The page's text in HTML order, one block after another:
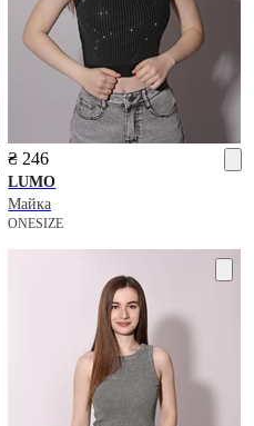
₴ 246
LUMO
Майка
ONESIZE